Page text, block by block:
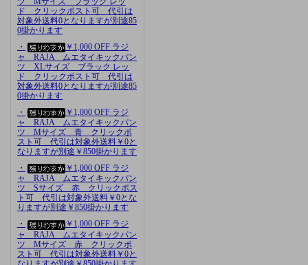
ド クリックポスト可 代引は
対象外送料0となりますが別途85
0掛かります
・
￥1,000 OFF ラジ
ャ RAJA ムエタイキックパン
ツ XLサイズ ブラック レッ
ド クリックポスト可 代引は
対象外送料0となりますが別途85
0掛かります
・
￥1,000 OFF ラジ
ャ RAJA ムエタイキックパン
ツ Mサイズ 青 クリックポ
スト可 代引は対象外送料￥0と
なりますが別途￥850掛かります
・
￥1,000 OFF ラジ
ャ RAJA ムエタイキックパン
ツ Sサイズ 赤 クリックポス
ト可 代引は対象外送料￥0とな
りますが別途￥850掛かります
・
￥1,000 OFF ラジ
ャ RAJA ムエタイキックパン
ツ Mサイズ 赤 クリックポ
スト可 代引は対象外送料￥0と